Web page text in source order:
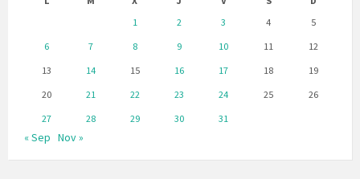
1
2 3 4
5
6
7 8 9 10 11
12
13
14 15 16 17 18
19
20
21 22 23 24 25
26
27
28 29 30 31
« Sep Nov »